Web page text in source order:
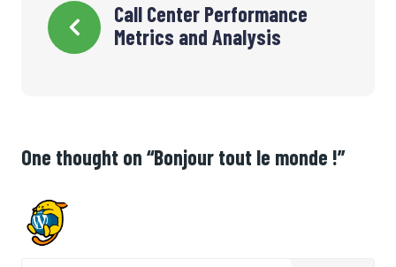
Navigation
de
Call Center Performance
Metrics and Analysis
One thought on “Bonjour tout le monde !”